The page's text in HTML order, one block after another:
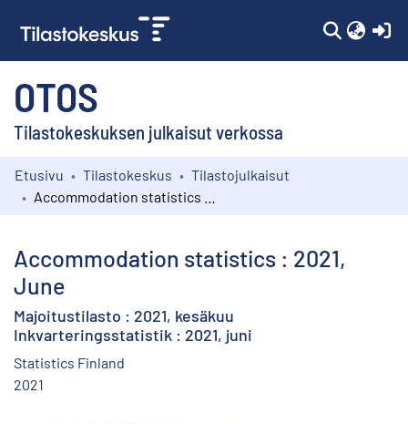
OTOS
Tilastokeskuksen julkaisut verkossa
Kokoelmat
Etusivu Tilastokeskus
Tilastojulkaisut
Accommodation statistics : 2021,
June
Majoitustilasto : 2021, kesäkuu
Inkvarteringsstatistik : 2021, juni
Statistics Finland
2021